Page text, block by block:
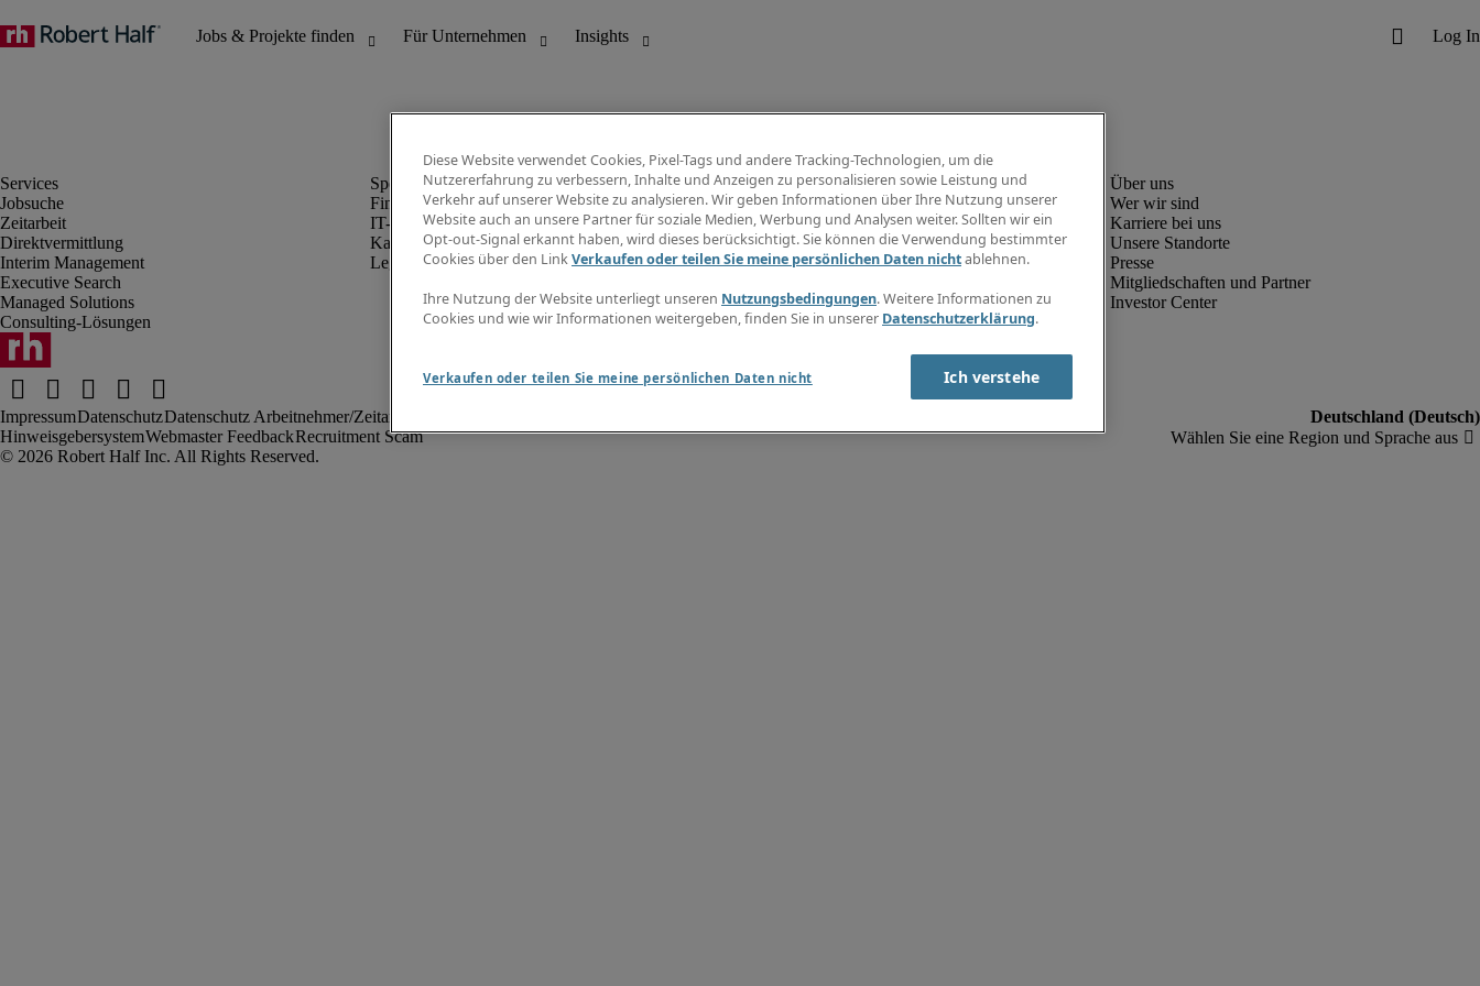
Jobsuche
Zeitarbeit
Direktvermittlung
Interim Management
Executive Search
Managed Solutions
Consulting-Lösungen
Finanz- & Rechnungswesen
IT-Bereich
Kaufmännischer Bereich
Legal
Info Center
Jobübersicht
Gehaltsübersicht
E-Learning
Wer wir sind
Karriere bei uns
Unsere Standorte
Presse
Mitgliedschaften und Partner
Investor Center
ImpressumDatenschutzDatenschutz Arbeitnehmer/Zeitarbeitskräfte
HinweisgebersystemWebmaster FeedbackRecruitment Scam
Diese Website verwendet Cookies, Pixel-Tags und andere Tracking-Technologien, um die
Nutzererfahrung zu verbessern, Inhalte und Anzeigen zu personalisieren sowie Leistung und
Verkehr auf unserer Website zu analysieren. Wir geben Informationen über Ihre Nutzung unserer
Website auch an unsere Partner für soziale Medien, Werbung und Analysen weiter. Sollten wir ein
Opt-out-Signal erkannt haben, wird dieses berücksichtigt. Sie können die Verwendung bestimmter
Cookies über den LinkVerkaufen oder teilen Sie meine persönlichen Daten nichtablehnen.
Ihre Nutzung der Website unterliegt unseren Nutzungsbedingungen. Weitere Informationen zu
Cookies und wie wir Informationen weitergeben, finden Sie in unserer Datenschutzerklärung.
Verkaufen oder teilen Sie meine persönlichen Daten nicht Ich verstehe